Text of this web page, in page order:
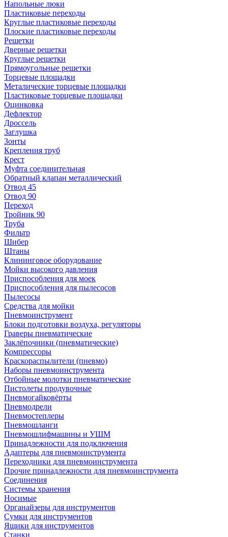
Напольные люки
Пластиковые переходы
Круглые пластиковые переходы
Плоские пластиковые переходы
Решетки
Дверные решетки
Круглые решетки
Прямоугольные решетки
Торцевые площадки
Металические торцевые площадки
Пластиковые торцевые площадки
Оцинковка
Дефлектор
Дроссель
Заглушка
Зонты
Крепления труб
Крест
Муфта соединительная
Обратный клапан металлический
Отвод 45
Отвод 90
Переход
Тройник 90
Труба
Фильтр
Шибер
Штаны
Клининговое оборудование
Мойки высокого давления
Приспособления для моек
Приспособления для пылесосов
Пылесосы
Средства для мойки
Пневмоинструмент
Блоки подготовки воздуха, регуляторы
Граверы пневматические
Заклёпочники (пневматические)
Компрессоры
Краскораспылители (пневмо)
Наборы пневмоинструмента
Отбойные молотки пневматические
Пистолеты продувочные
Пневмогайковёрты
Пневмодрели
Пневмостеплеры
Пневмошланги
Пневмошлифмашины и УШМ
Принадлежности для подключения
Адаптеры для пневмоинструмента
Переходники для пневмоинструмента
Прочие принадлежности для пневмоинструмента
Соединения
Системы хранения
Носимые
Органайзеры для инструментов
Сумки для инструментов
Ящики для инструментов
Станки